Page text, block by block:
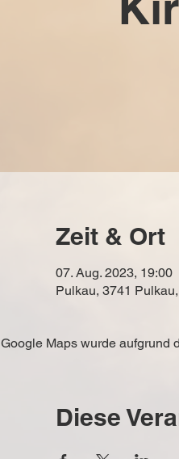
Zeit & Ort
07. Aug. 2023, 19:00
Pulkau, 3741
Google Maps wurde aufgrund
Diese